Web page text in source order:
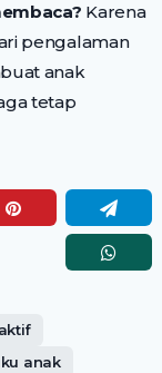
Karena
pengalaman
anak
tetap
anak